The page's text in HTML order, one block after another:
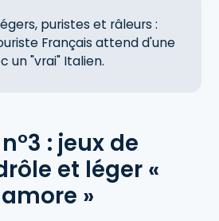
puristes et râleurs :
Français attend d'une
un "vrai" Italien.
: jeux de
et léger «
»